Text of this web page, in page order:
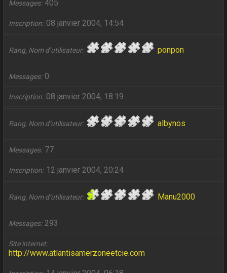
Messages 405
Inscription 08 janvier 2004, 14:54
Rang, Nom d’utilisateur ponpon
Messages 0
Inscription 08 janvier 2004, 18:19
Rang, Nom d’utilisateur albynos
Messages 77
Inscription 12 janvier 2004, 20:24
Rang, Nom d’utilisateur Manu2000
Messages 293
Site internet
http://www.atlantisamerzoneetcie.com